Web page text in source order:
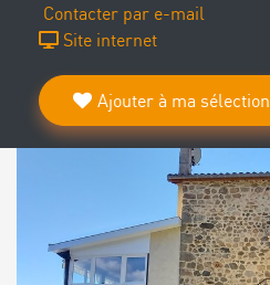
Contacter par e-mail
Site internet
Ajouter à ma sélection